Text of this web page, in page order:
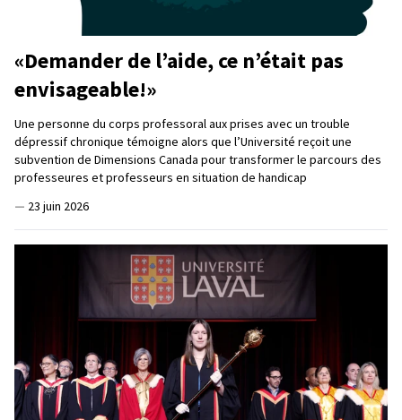
«Demander de l’aide, ce n’était pas
envisageable!»
Une personne du corps professoral aux prises avec un trouble
dépressif chronique témoigne alors que l’Université reçoit une
subvention de Dimensions Canada pour transformer le parcours des
professeures et professeurs en situation de handicap
— 23 juin 2026